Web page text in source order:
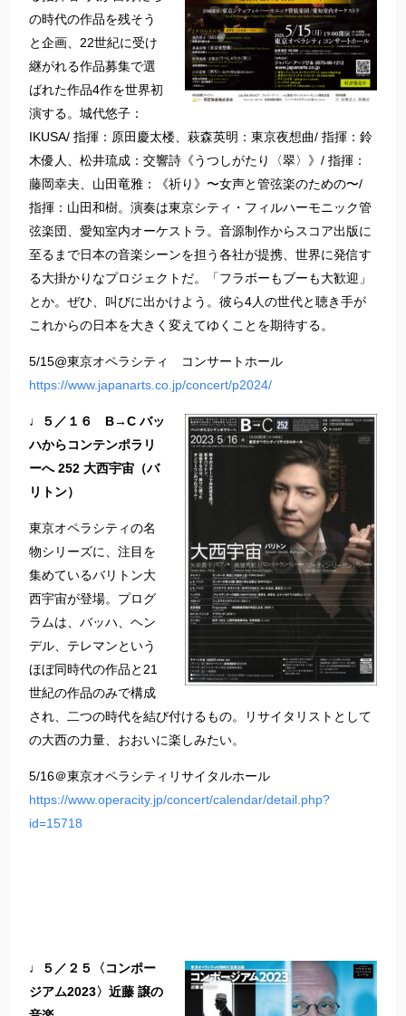
の時代の作品を残そう
と企画、22世紀に受け
継がれる作品募集で選
ばれた作品4作を世界初
演する。城代悠子：
IKUSA/ 指揮：原田慶太楼、萩森英明：東京夜想曲/ 指揮：鈴
木優人、松井琉成：交響詩《うつしがたり〈翠〉》/ 指揮：
藤岡幸夫、山田竜雅：《祈り》〜⼥声と管弦楽のための〜/
指揮：山田和樹。演奏は東京シティ・フィルハーモニック管
弦楽団、愛知室内オーケストラ。音源制作からスコア出版に
至るまで日本の音楽シーンを担う各社が提携、世界に発信す
る大掛かりなプロジェクトだ。「フラボーもブーも大歓迎」
とか。ぜひ、叫びに出かけよう。彼ら4人の世代と聴き手が
これからの日本を大きく変えてゆくことを期待する。
5/15@東京オペラシティ コンサートホール
https://www.japanarts.co.jp/concert/p2024/
♩５／１６ B→C バッ
ハからコンテンポラリ
ーへ 252 大西宇宙（バ
リトン）
東京オペラシティの名
物シリーズに、注目を
集めているバリトン大
西宇宙が登場。プログ
ラムは、バッハ、ヘン
デル、テレマンという
ほぼ同時代の作品と21
世紀の作品のみで構成
され、二つの時代を結び付けるもの。リサイタリストとして
の大西の力量、おおいに楽しみたい。
5/16＠東京オペラシティリサイタルホール
https://www.operacity.jp/concert/calendar/detail.php?
id=15718
♩５／２５〈コンポー
ジアム2023〉近藤 譲の